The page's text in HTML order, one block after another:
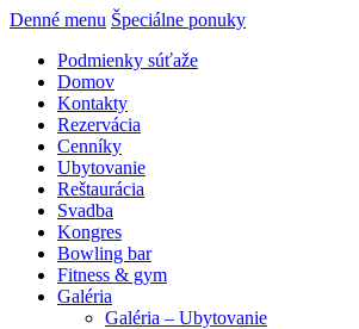
Denné menu Špeciálne ponuky
Podmienky súťaže
Domov
Kontakty
Rezervácia
Cenníky
Ubytovanie
Reštaurácia
Svadba
Kongres
Bowling bar
Fitness & gym
Galéria
Galéria – Ubytovanie